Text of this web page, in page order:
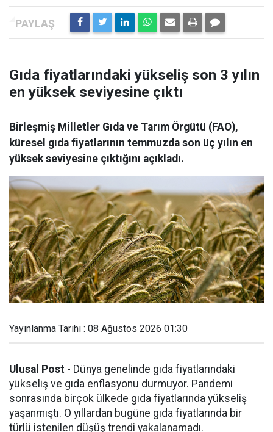
Gıda fiyatlarındaki yükseliş son 3 yılın
en yüksek seviyesine çıktı
Birleşmiş Milletler Gıda ve Tarım Örgütü (FAO),
küresel gıda fiyatlarının temmuzda son üç yılın en
yüksek seviyesine çıktığını açıkladı.
Yayınlanma Tarihi : 08 Ağustos 2026 01:30
Ulusal Post - Dünya genelinde gıda fiyatlarındaki
yükseliş ve gıda enflasyonu durmuyor. Pandemi
sonrasında birçok ülkede gıda fiyatlarında yükseliş
yaşanmıştı. O yıllardan bugüne gıda fiyatlarında bir
türlü istenilen düşüş trendi yakalanamadı.